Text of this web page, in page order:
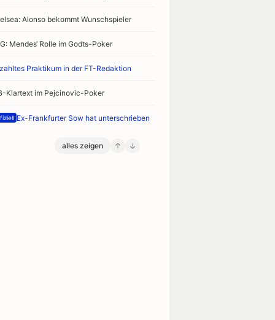
Alonso bekommt Wunschspieler
Mendes‘ Rolle im Godts-Poker
Praktikum in der FT-Redaktion
Klartext im Pejcinovic-Poker
Ex-Frankfurter Sow hat unterschrieben
alles zeigen